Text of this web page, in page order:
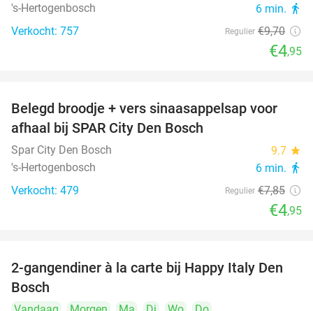
's-Hertogenbosch 6 min. directions_walk
Verkocht: 757 Regulier €9,70
€4,95
37%
Belegd broodje + vers sinaasappelsap voor
afhaal bij SPAR City Den Bosch
Spar City Den Bosch 9.7 star
's-Hertogenbosch 6 min. directions_walk
Verkocht: 479 Regulier €7,85
€4,95
35%
2-gangendiner à la carte bij Happy Italy Den
Bosch